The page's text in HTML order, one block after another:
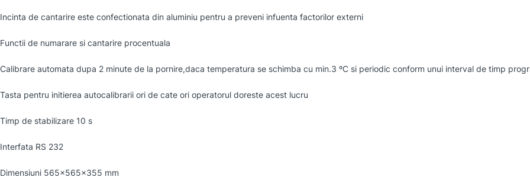
Incinta de cantarire este confectionata din aluminiu pentru a preveni infuenta factorilor externi
Functii de numarare si cantarire procentuala
Calibrare automata dupa 2 minute de la pornire,daca temperatura se schimba cu min.3 ºC si periodic conform unui interval de timp
Tasta pentru initierea autocalibrarii ori de cate ori operatorul doreste acest lucru
Timp de stabilizare 10 s
Interfata RS 232
Dimensiuni 565×565×355 mm